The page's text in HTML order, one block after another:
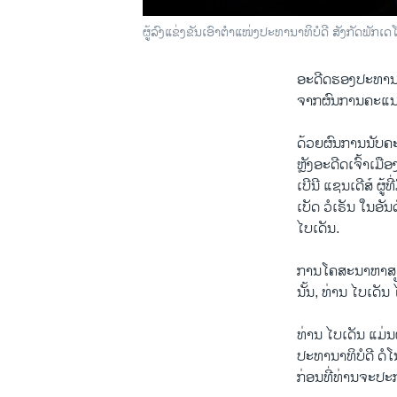
ຜູ້​ລົງ​ແຂ່ງ​ຂັນ​ເອົາ​ຕຳ​ແໜ່ງ​ປະ​ທາ​ນາ​ທິ​ບໍ​ດີ ສັງ​ກັດ​ພັກ​
ອະ​ດີດ​ຮອງ​ປະ​ທາ​
ຈາກ​ຜົນການ​ຄະ​ແ
ດ້ວຍ​ຜົນການ​ນັບ​ຄ
ຫຼັງ​ອະ​ດີດ​ເຈົ້າ​ເມື
ເບີ​ນີ ແຊນ​ເດີ​ສ໌ ຜູ້​
ເບັດ ວໍ​ເຣັນ ໃນ​ອັ
ໄບ​ເດັນ.
ການ​ໂຄ​ສະ​ນາ​ຫາ​
ນັ້ນ, ທ່ານ ໄບ​ເດັ
ທ່ານ ໄບ​ເດັນ ແມ່
ປະ​ທາ​ນາ​ທິ​ບໍ​ດີ ດໍ​
ກ່ອນ​ທີ່​ທ່ານ​ຈະ​ປະ​